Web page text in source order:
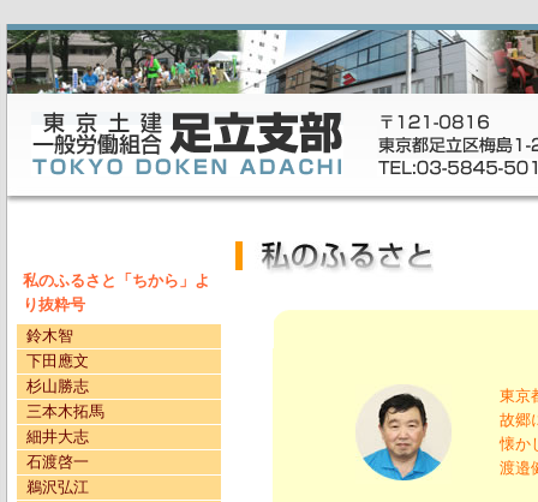
私のふるさと「ちから」よ
り抜粋号
鈴木智
下田應文
杉山勝志
三本木拓馬
細井大志
石渡啓一
鵜沢弘江
東京
故郷
懐か
渡邉